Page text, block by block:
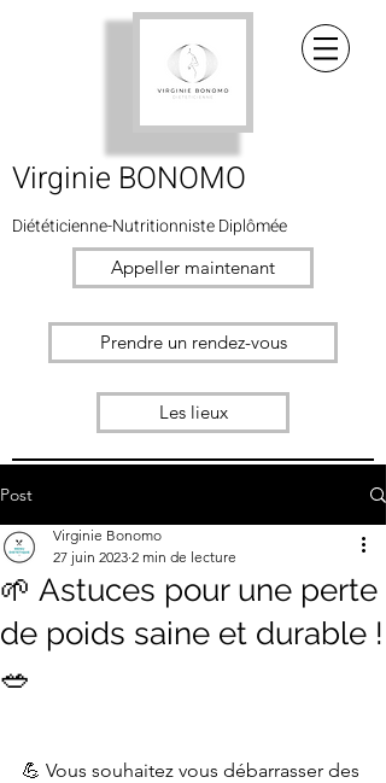
Virginie BONOMO
Diététicienne-NutritionnisteDiplômée
Appeller maintenant
Prendre un rendez-vous
Les lieux
Post
🌱 Astuces pour une perte
de poids saine et durable !
🥗
Virginie Bonomo
27 juin 2023 2 min de lecture
💪 Vous souhaitez vous débarrasser des